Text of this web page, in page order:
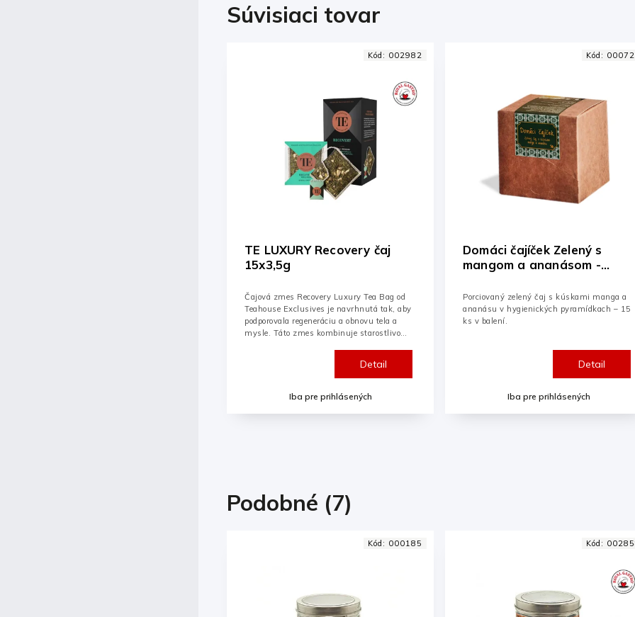
Súvisiaci tovar
Domáci čajíček Zelený s
mangom a ananásom -
Iba pre prihlásených
Detail
Porciovaný zelený čaj s kúskami manga a
ananásu v hygienických pyramídkach – 15
ks v balení.
Kód: 000724
Domáci čajíček Očista -
Šípka & Ibištek -
Iba pre prihlásených
Detail
Čaj Očista je kombináciou šípky a ibišteka.
Bylinkovo-ovocný čaj namiešaný podľa
tradičnej domácej receptúry a balený v
Kód:
Podobné (7)
Kód: 002858 Kód: